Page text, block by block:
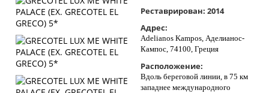
Реставрирован: 2014
Адрес:
Adelianos Kampos, Аделианос-
Кампос, 74100, Греция
Расположение:
Вдоль береговой линии, в 75 км
западнее международного